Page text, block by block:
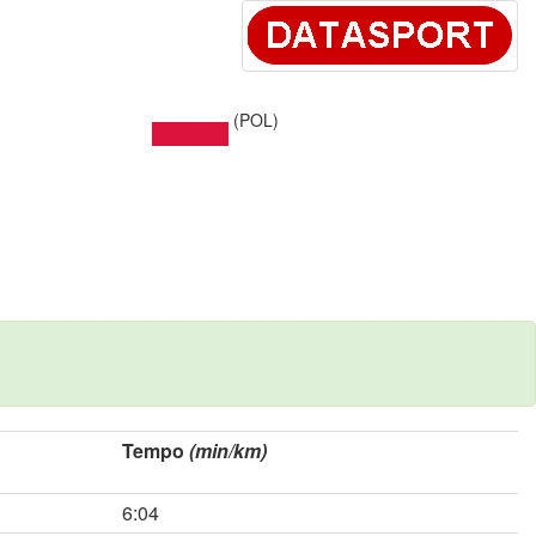
(POL)
Tempo (min/km)
6:04